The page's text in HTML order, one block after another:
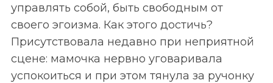
управлять собой, быть свободным от
своего эгоизма. Как этого достичь?
Присутствовала недавно при неприятной
сцене: мамочка нервно уговаривала
успокоиться и при этом тянула за ручонку